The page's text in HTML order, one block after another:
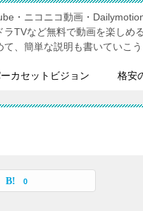
・ニコニコ動画・
ラTVなど無料で動画を楽しめ
て、簡単な説明も書いていこう
カセットビジョン 格安
0